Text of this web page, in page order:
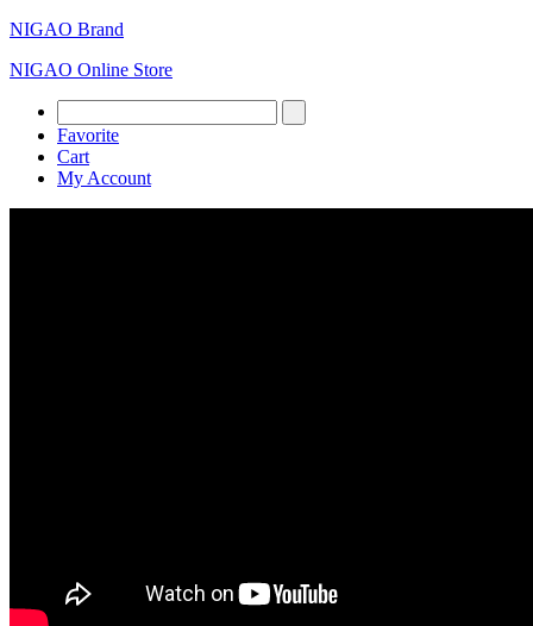
NIGAO Brand
NIGAO Online Store
Favorite
Cart
My Account